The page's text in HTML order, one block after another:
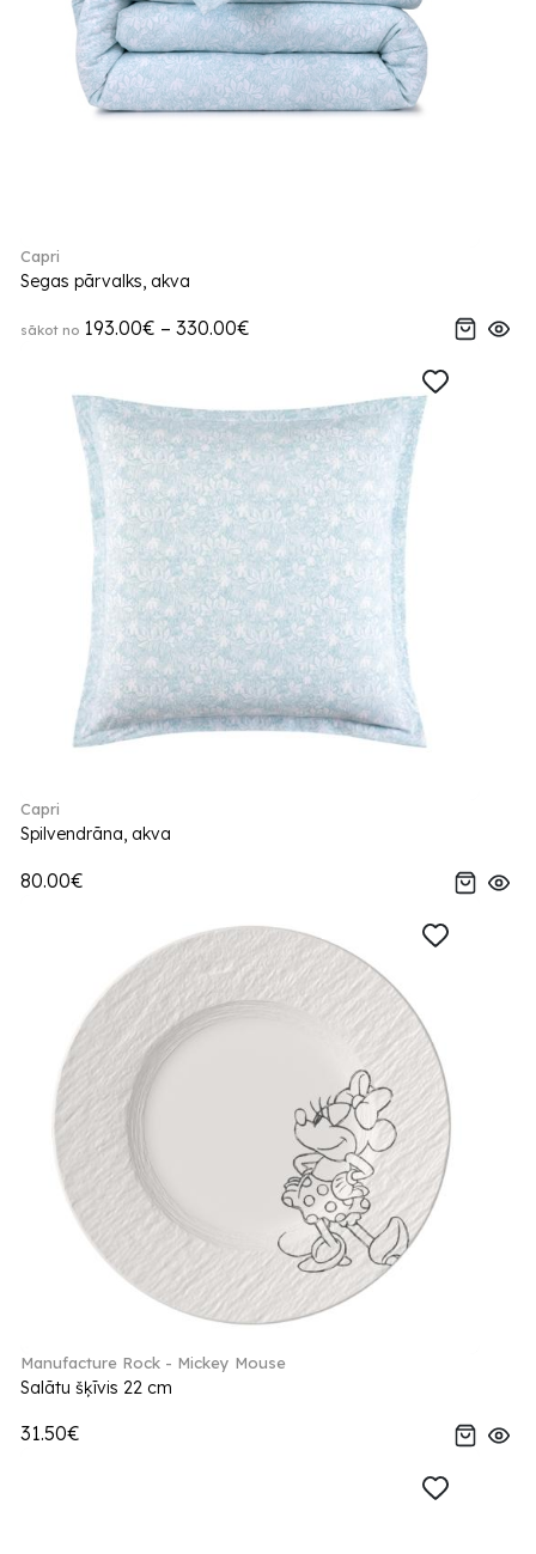
Capri
Segas pārvalks, akva
sākot no 193.00€ – 330.00€
Capri
Spilvendrāna, akva
80.00€
Manufacture Rock - Mickey Mouse
Salātu šķīvis 22 cm
31.50€